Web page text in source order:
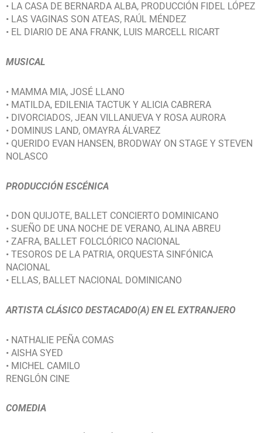
• LA CASA DE BERNARDA ALBA, PRODUCCIÓN FIDEL LÓPEZ
• LAS VAGINAS SON ATEAS, RAÚL MÉNDEZ
• EL DIARIO DE ANA FRANK, LUIS MARCELL RICART
MUSICAL
• MAMMA MIA, JOSÉ LLANO
• MATILDA, EDILENIA TACTUK Y ALICIA CABRERA
• DIVORCIADOS, JEAN VILLANUEVA Y ROSA AURORA
• DOMINUS LAND, OMAYRA ÁLVAREZ
• QUERIDO EVAN HANSEN, BRODWAY ON STAGE Y STEVEN
NOLASCO
PRODUCCIÓN ESCÉNICA
• DON QUIJOTE, BALLET CONCIERTO DOMINICANO
• SUEÑO DE UNA NOCHE DE VERANO, ALINA ABREU
• ZAFRA, BALLET FOLCLÓRICO NACIONAL
• TESOROS DE LA PATRIA, ORQUESTA SINFÓNICA
NACIONAL
• ELLAS, BALLET NACIONAL DOMINICANO
ARTISTA CLÁSICO DESTACADO(A) EN EL EXTRANJERO
• NATHALIE PEÑA COMAS
• AISHA SYED
• MICHEL CAMILO
RENGLÓN CINE
COMEDIA